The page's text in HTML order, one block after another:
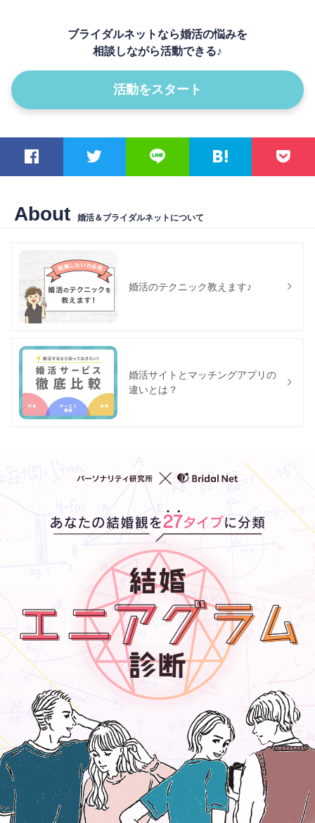
ブライダルネットなら婚活の悩みを
相談しながら活動できる♪
活動をスタート
About 婚活＆ブライダルネットについて
婚活のテクニック教えます♪
婚活サイトとマッチングアプリの
違いとは？